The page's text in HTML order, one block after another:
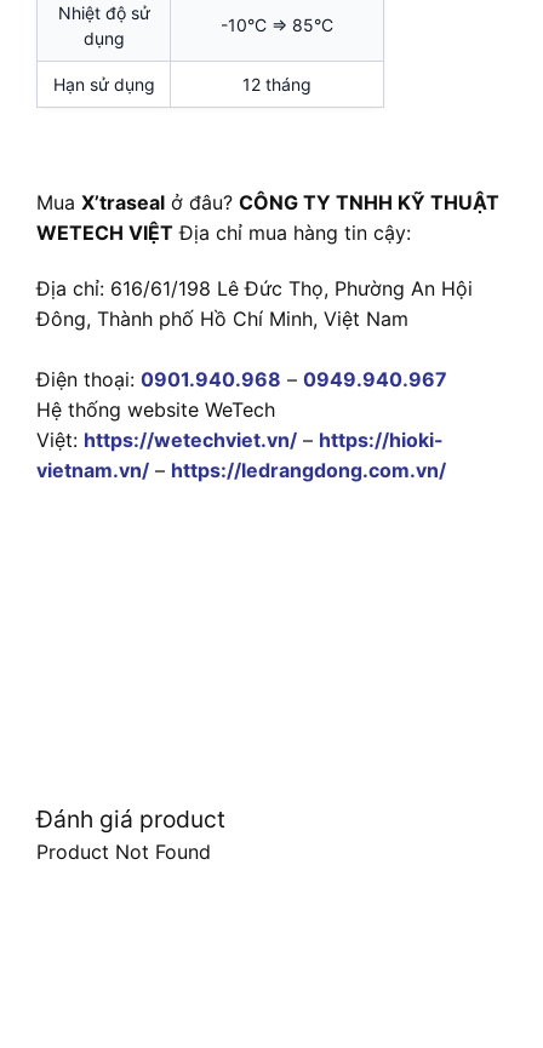
Nhiệt độ sử
dụng
-10°C => 85°C
Hạn sử dụng 12 tháng
Mua X’traseal ở đâu? CÔNG TY TNHH KỸ THUẬT
WETECH VIỆT Địa chỉ mua hàng tin cậy:
Địa chỉ: 616/61/198 Lê Đức Thọ, Phường An Hội
Đông, Thành phố Hồ Chí Minh, Việt Nam
Điện thoại: 0901.940.968 – 0949.940.967
Hệ thống website WeTech
Việt: https://wetechviet.vn/ – https://hioki-
vietnam.vn/ – https://ledrangdong.com.vn/
Đánh giá product
Product Not Found